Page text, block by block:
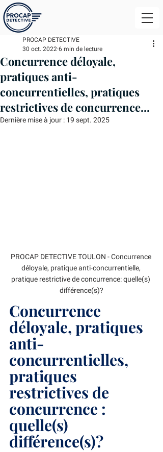
Concurrence déloyale,
pratiques anti-
concurrentielles, pratiques
restrictives de concurrence...
PROCAP DETECTIVE
30 oct. 2022 6 min de lecture
Dernière mise à jour : 19 sept. 2025
PROCAP DETECTIVE TOULON - Concurrence
déloyale, pratique anti-concurrentielle,
pratique restrictive de concurrence: quelle(s)
différence(s)?
Concurrence
déloyale, pratiques
anti-
concurrentielles,
pratiques
restrictives de
concurrence :
quelle(s)
différence(s)?